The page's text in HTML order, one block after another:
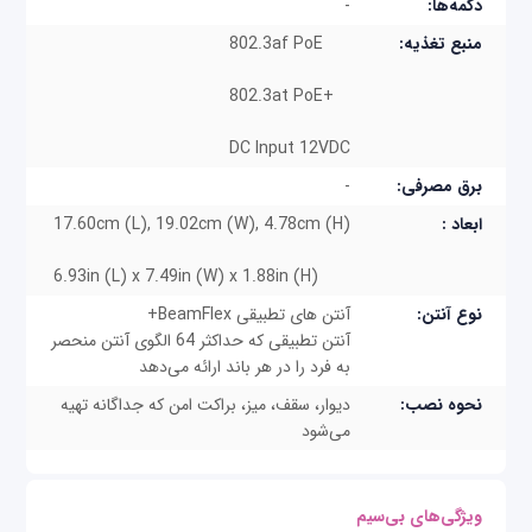
با توجه به افزایش نیازهای شرکت‌های بزرگ برای
استفاده از شبکه‌های بی‌سیم، شرکت‌ها نیازمند استفاده از
Zigbee و غیره، در کنار یکدیگر در یک پلتفرم یکپارچه
هستند. مجموعه اکسس پوینت‌های راکاس راهکارهایی
برای حل این چالش ارائه داده است. R550 با استفاده از
غیر وای-فای را در یک شبکه واحد، یکپارچه می‌کند. علاوه
بر این، R550 به مشتریان این امکان را می‌دهد تا به طور
یکپارچه فناوری‌های جدید بی‌سیم را با ماژول قابل اتصال
اینترنت اشیاء ادغام کنند.
است. R550 برای استقرار در مکان‌های با تعداد
دکمه‌ها:
-
منبع تغذیه:
802.3af PoE
802.3at PoE+
DC Input 12VDC
برق مصرفی:
-
ابعاد :
17.60cm (L), 19.02cm (W), 4.78cm (H)
6.93in (L) x 7.49in (W) x 1.88in (H)
نوع آنتن:
آنتن های تطبیقی ​​BeamFlex+
آنتن تطبیقی ​​که حداکثر 64 الگوی آنتن منحصر
به فرد را در هر باند ارائه می‌دهد
نحوه نصب:
دیوار، سقف، میز، براکت امن که جداگانه تهیه
می‌شود
ویژگی‌های بی‌سیم